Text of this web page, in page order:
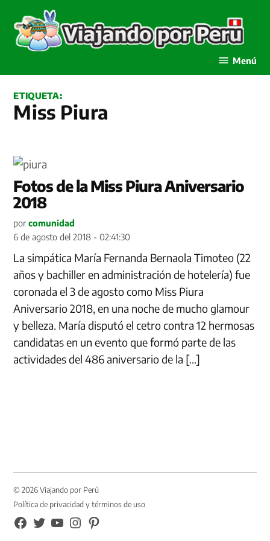
contenido
Menú
ETIQUETA:
Miss Piura
Fotos de la Miss Piura Aniversario
2018
por comunidad
6 de agosto del 2018 - 02:41:30
La simpática María Fernanda Bernaola Timoteo (22
años y bachiller en administración de hotelería) fue
coronada el 3 de agosto como Miss Piura
Aniversario 2018, en una noche de mucho glamour
y belleza. María disputó el cetro contra 12 hermosas
candidatas en un evento que formó parte de las
actividades del 486 aniversario de la […]
© 2026 Viajando por Perú
Política de privacidad y términos de uso
FB
TW YouTubeInstagramPinterest